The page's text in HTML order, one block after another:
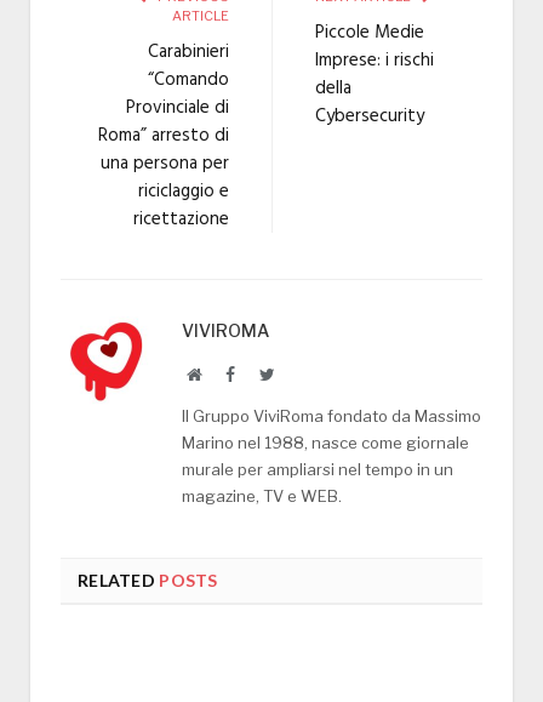
ARTICLE
Carabinieri
“Comando
Provinciale di
Roma” arresto di
una persona per
riciclaggio e
ricettazione
Piccole Medie
Imprese: i rischi
della
Cybersecurity
VIVIROMA
WebsiteFacebookTwitter
Il Gruppo ViviRoma fondato da Massimo
Marino nel 1988, nasce come giornale
murale per ampliarsi nel tempo in un
magazine, TV e WEB.
RELATED POSTS